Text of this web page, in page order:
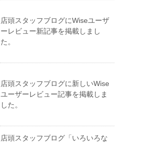
店頭スタッフブログにWiseユーザ
ーレビュー新記事を掲載しまし
た。
店頭スタッフブログに新しいWise
ユーザーレビュー記事を掲載しま
した。
店頭スタッフブログ「いろいろな